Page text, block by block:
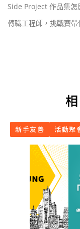
Side Project 作品集怎
轉職工程師，挑戰賽
新手友善 活動聚